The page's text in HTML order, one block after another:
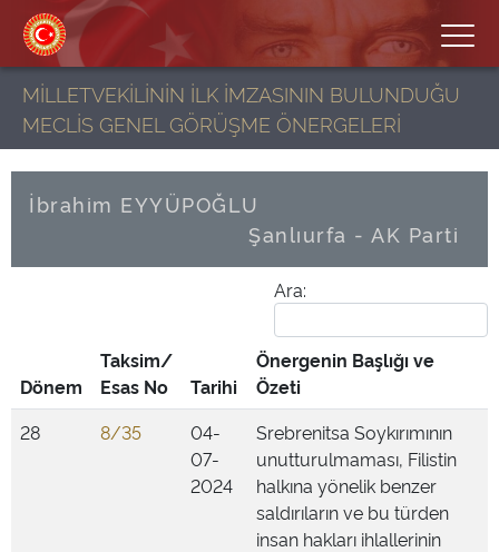
MİLLETVEKİLİNİN İLK İMZASININ BULUNDUĞU
MECLİS GENEL GÖRÜŞME ÖNERGELERİ
İbrahim EYYÜPOĞLU
Şanlıurfa - AK Parti
Ara:
Dönem
Taksim/
Esas No
Tarihi
Önergenin Başlığı ve
Özeti
28
8/35
04-
07-
2024
Srebrenitsa Soykırımının
unutturulmaması, Filistin
halkına yönelik benzer
saldırıların ve bu türden
insan hakları ihlallerinin